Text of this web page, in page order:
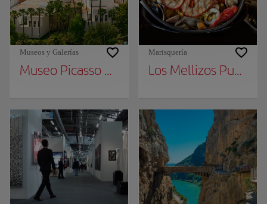
Museos y Galerías
Museo Picasso Málaga
Marisquería
Los Mellizos Puerto